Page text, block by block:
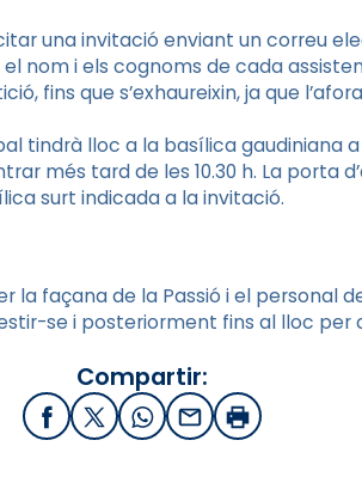
una invitació enviant un correu
nom i els cognoms de cada
fins que s’exhaureixin, ja que
tindrà lloc a la basílica gaudiniana a
més tard de les 10.30 h. La porta
surt indicada a la invitació.
la façana de la Passió i el personal
se i posteriorment fins al lloc per
Compartir:
FacebookX / Twitter
WhatsApp
EmailImprimir